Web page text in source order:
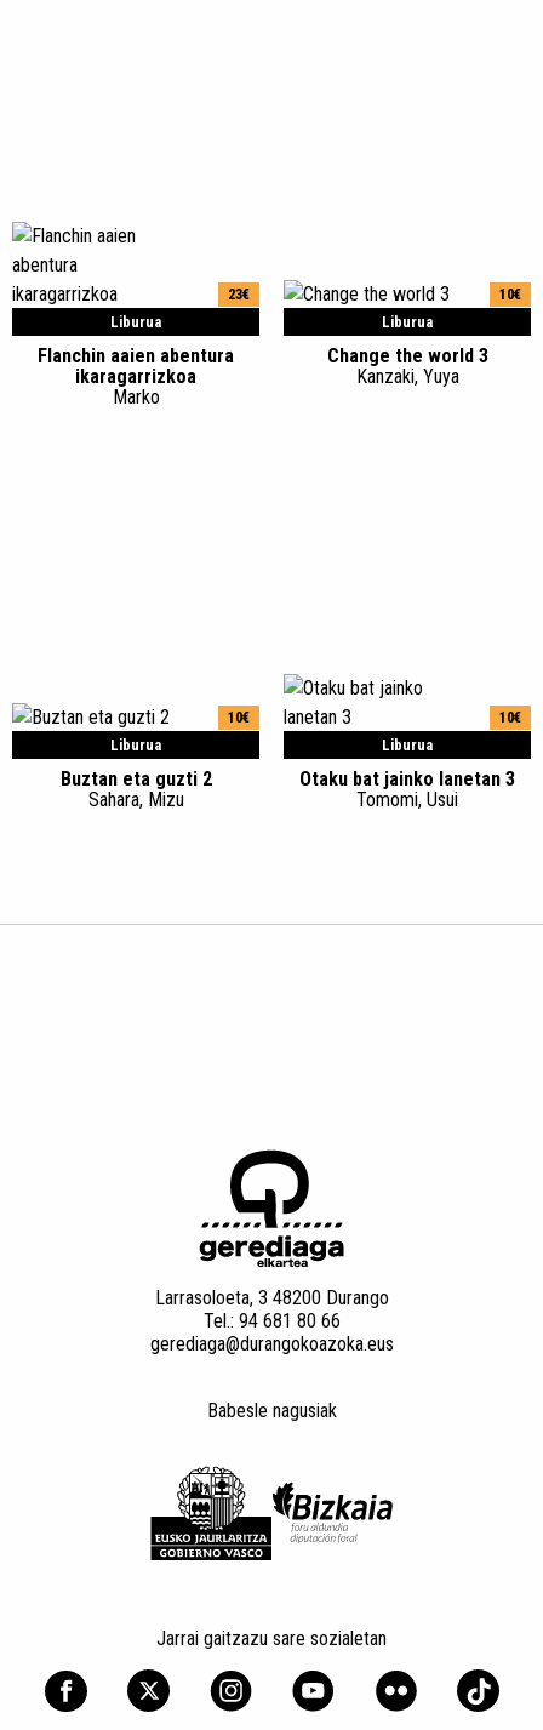
Liburua
23€
Flanchin aaien abentura
ikaragarrizkoa
Marko
Liburua
10€
Change the world 3
Kanzaki, Yuya
Liburua
10€
Buztan eta guzti 2
Sahara, Mizu
Liburua
10€
Otaku bat jainko lanetan 3
Tomomi, Usui
Larrasoloeta, 3 48200 Durango
Tel.: 94 681 80 66
gerediaga@durangokoazoka.eus
Babesle nagusiak
Jarrai gaitzazu sare sozialetan